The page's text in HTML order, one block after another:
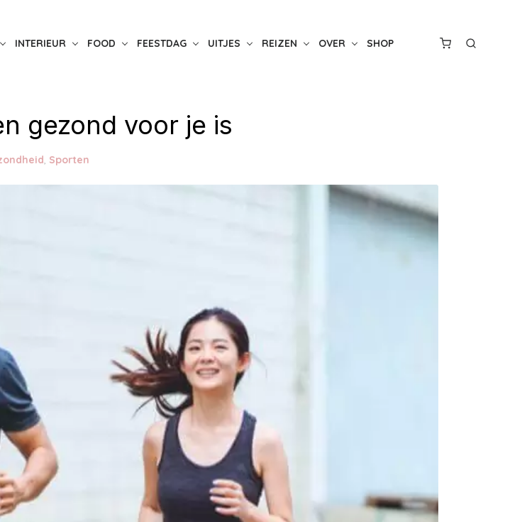
INTERIEUR FOOD FEESTDAG UITJES REIZEN OVER SHOP
gezond voor je is
Sporten